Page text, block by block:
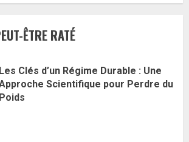
ÊTRE RATÉ
Les Clés d’un Régime Durable : Une
Scientifique pour Perdre du
Poids